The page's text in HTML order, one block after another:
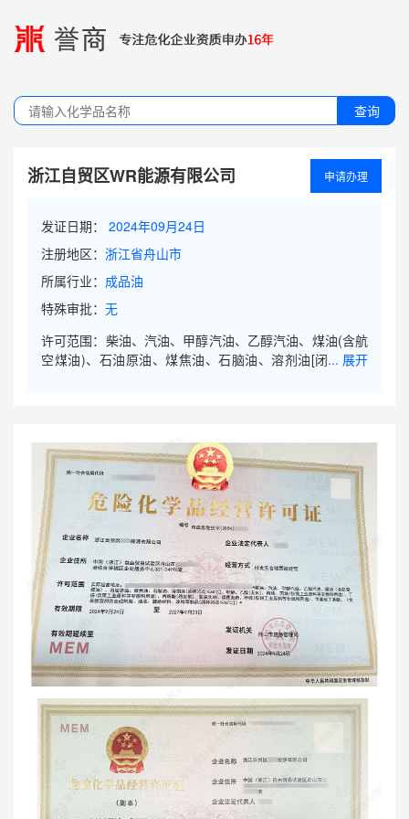
查询
浙江自贸区WR能源有限公司 申请办理
发证日期： 2024年09月24日
注册地区： 浙江省舟山市
所属行业： 成品油
特殊审批： 无
许可范围：柴油、汽油、甲醇汽油、乙醇汽油、煤油(含航
空煤油)、石油原油、煤焦油、石脑油、溶剂油[闭杯闪点
辅助材料涂料等制品[闭杯闪点≤60℃]。
... 展开